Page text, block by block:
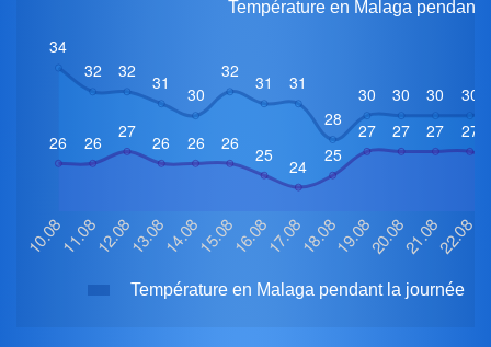
Température en Malaga pendant
Température en Malaga pendant la journée